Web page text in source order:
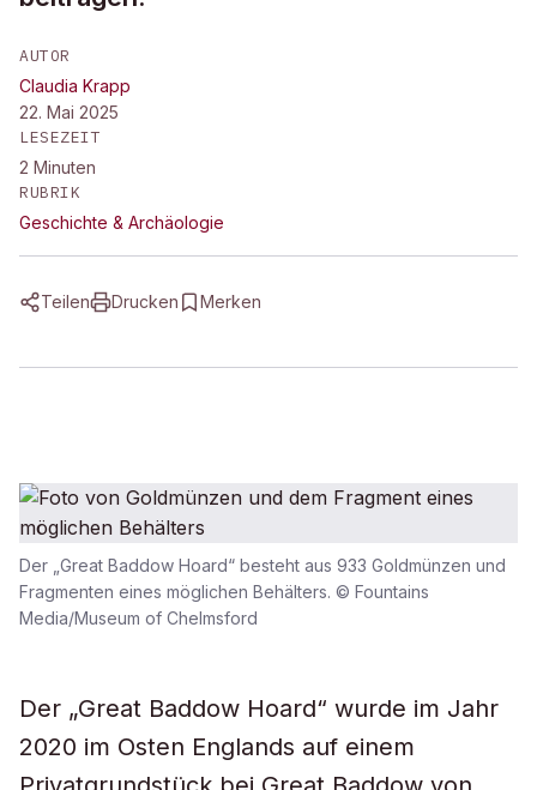
AUTOR
Claudia Krapp
22. Mai 2025
LESEZEIT
2 Minuten
RUBRIK
Geschichte & Archäologie
Teilen Drucken Merken
Der „Great Baddow Hoard“ besteht aus 933 Goldmünzen und
Fragmenten eines möglichen Behälters. © Fountains
Media/Museum of Chelmsford
Der „Great Baddow Hoard“ wurde im Jahr
2020 im Osten Englands auf einem